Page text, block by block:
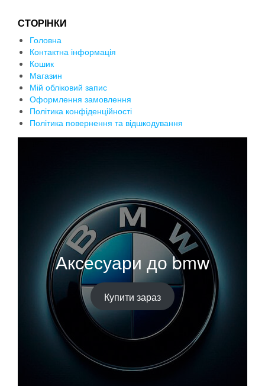
СТОРІНКИ
Головна
Контактна інформація
Кошик
Магазин
Мій обліковий запис
Оформлення замовлення
Політика конфіденційності
Політика повернення та відшкодування
Аксесуари до bmw
Купити зараз